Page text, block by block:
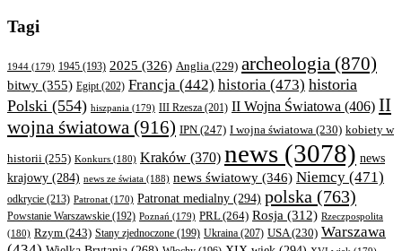
Tagi
1944 (179) 1945 (193) 2025 (326) Anglia (229) archeologia (870)
bitwy (355) Egipt(202) Francja (442) historia (473) historia
Polski (554) hiszpania (179) III Rzesza (201) II Wojna Światowa (406) II
wojna światowa (916) IPN (247) I wojna światowa (230) kobiety w
historii (255) Konkurs (180) Kraków (370) news (3078) news
krajowy (284) news ze świata (188) news światowy (346) Niemcy (471)
odkrycie (213) Patronat (170) Patronat medialny (294) polska (763)
Powstanie Warszawskie (192) Poznań (179) PRL(264) Rosja (312) Rzeczpospolita
(180) Rzym (243) Stany zjednoczone (199) Ukraina (207) USA(230) Warszawa